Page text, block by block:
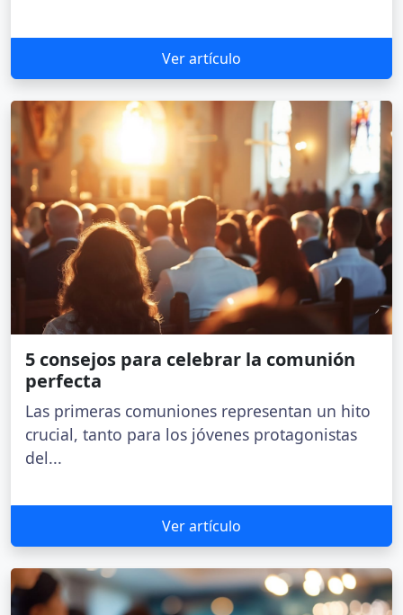
Ver artículo
5 consejos para celebrar la comunión
perfecta
Las primeras comuniones representan un hito
crucial, tanto para los jóvenes protagonistas
del...
Ver artículo